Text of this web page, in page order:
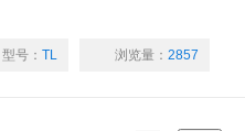
型号： TL 浏览量： 2857